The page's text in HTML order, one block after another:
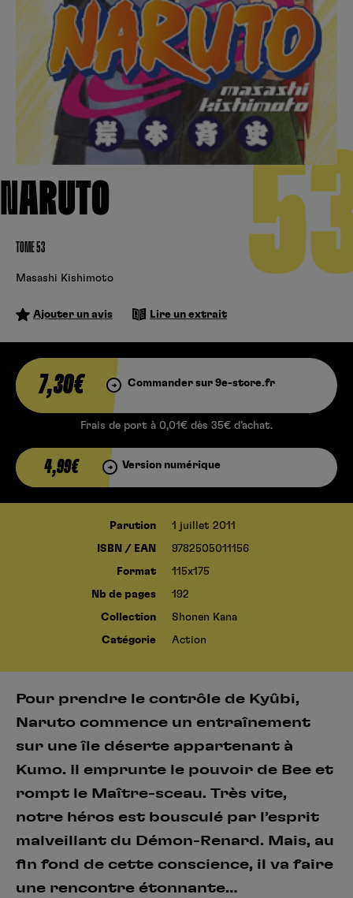
NARUTO
TOME 53
Masashi Kishimoto
Ajouter un avis Lire un extrait
7,30€ Commander sur 9e-store.fr
Frais de port à 0,01€ dès 35€ d’achat.
4,99€ Version numérique
Parution 1 juillet 2011
ISBN / EAN 9782505011156
Format 115x175
Nb de pages 192
Collection Shonen Kana
Catégorie Action
Pour prendre le contrôle de Kyûbi,
Naruto commence un entraînement
sur une île déserte appartenant à
Kumo. Il emprunte le pouvoir de Bee et
rompt le Maître-sceau. Très vite,
notre héros est bousculé par l’esprit
malveillant du Démon-Renard. Mais, au
fin fond de cette conscience, il va faire
une rencontre étonnante…
Cultura Fnac
Se connecter S’inscrire
Hunter x Hunter
Fire Force
Black Butler